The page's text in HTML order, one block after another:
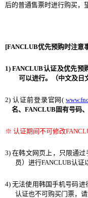
后的普通售票时进行购买，
[FANCLUB优先预购时注意
1)FANCLUB认证及优先预
可以进行。（中文及日
2) 认证前登录官 网(
名、FANCLUB固有号码
※ 认证期间不可修改
3)在韩文网页 上，只限通过
员） 进行FANCLUB认证
4)无法使用韩国手机号码进
认证也不可购买门票， 请